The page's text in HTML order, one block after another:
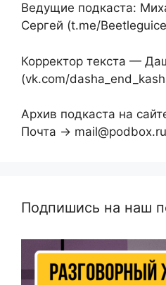
Ведущие подкаста:
Сергей (t.me/
Корректор текста —
(vk.com/
Архив подкаста на
Почта → mail@podbox.ru
Подпишись на наш